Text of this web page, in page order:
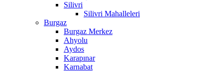
Silivri
Silivri Mahalleleri
Burgaz
Burgaz Merkez
Ahyolu
Aydos
Karapınar
Karnabat